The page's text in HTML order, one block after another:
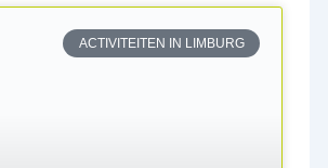
ACTIVITEITEN IN LIMBURG